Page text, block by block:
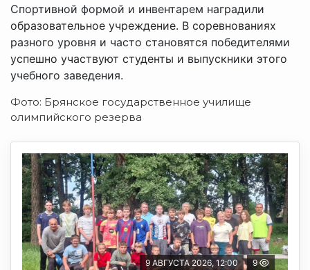
Спортивной формой и инвентарем наградили
образовательное учреждение. В соревнованиях
разного уровня и часто становятся победителями
успешно участвуют студенты и выпускники этого
учебного заведения.
Фото: Брянское государственное училище
олимпийского резерва
9 АВГУСТА 2026, 12:00 9